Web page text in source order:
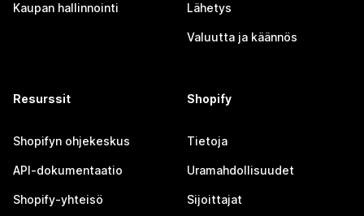
Kaupan hallinnointi Lähetys
Valuutta ja käännös
Resurssit
Shopifyn ohjekeskus
API-dokumentaatio
Shopify-yhteisö
Shopify
Tietoja
Uramahdollisuudet
Sijoittajat